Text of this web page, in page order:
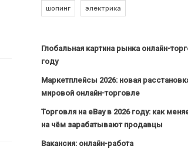
шопинг электрика
Глобальная картина рынка онлайн-
году
Маркетплейсы 2026: новая
мировой онлайн-торговле
Торговля на eBay в 2026 году: как
на чём зарабатывают продавцы
Вакансия: онлайн-работа